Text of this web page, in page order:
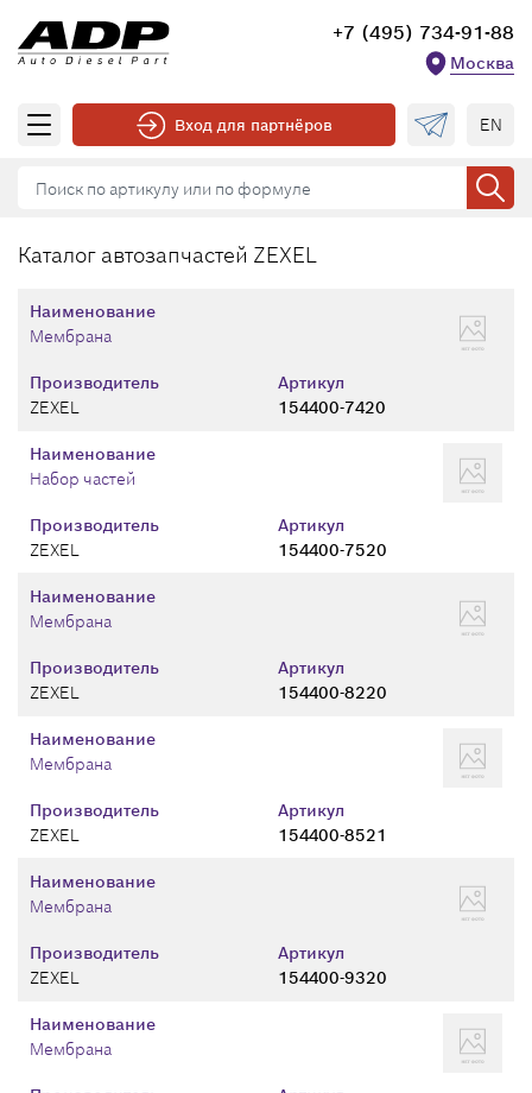
+7 (495) 734-91-88
Москва
Вход для партнёров EN
Каталог автозапчастей ZEXEL
Производитель
ZEXEL
Артикул
154400-7420
Наименование
Мембрана
Производитель
ZEXEL
Артикул
154400-7520
Наименование
Набор частей
Производитель
ZEXEL
Артикул
154400-8220
Наименование
Мембрана
Производитель
ZEXEL
Артикул
154400-8521
Наименование
Мембрана
Производитель
ZEXEL
Артикул
154400-9320
Наименование
Мембрана
Наименование
Мембрана